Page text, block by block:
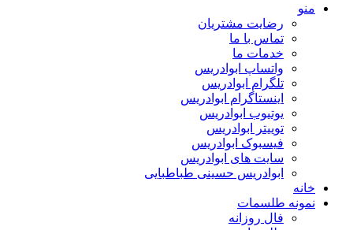
منو
رضایت مشتریان
تماس با ما
خدمات ما
واتساپ ابوادریس
تلگرام ابوادریس
اینستاگرام ابوادریس
یوتیوب ابوادریس
توییتر ابوادریس
فیسبوک ابوادریس
سایت های ابوادریس
ابوادریس حسینی طباطبایی
خانه
نمونه طلسمات
فال روزانه